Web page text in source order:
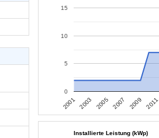
2001 2003 2005 2007 2009 2011
0
5
10
15
Installierte Leistung (kWp)